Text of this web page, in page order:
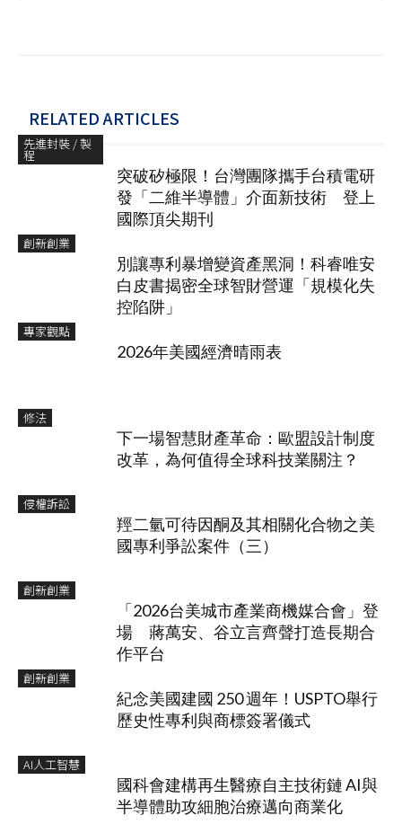
RELATED ARTICLES
先進封裝 / 製
程
突破矽極限！台灣團隊攜手台積電研
發「二維半導體」介面新技術 登上
國際頂尖期刊
創新創業
別讓專利暴增變資產黑洞！科睿唯安
白皮書揭密全球智財營運「規模化失
控陷阱」
專家觀點
2026年美國經濟晴雨表
修法
下一場智慧財產革命：歐盟設計制度
改革，為何值得全球科技業關注？
侵權訴訟
羥二氫可待因酮及其相關化合物之美
國專利爭訟案件（三）
創新創業
「2026台美城市產業商機媒合會」登
場 蔣萬安、谷立言齊聲打造長期合
作平台
創新創業
紀念美國建國 250 週年！USPTO舉行
歷史性專利與商標簽署儀式
AI人工智慧
國科會建構再生醫療自主技術鏈 AI與
半導體助攻細胞治療邁向商業化